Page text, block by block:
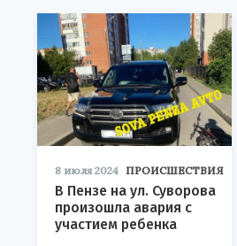
8 июля 2024 ПРОИСШЕСТВИЯ
В Пензе на ул. Суворова
произошла авария с
участием ребенка